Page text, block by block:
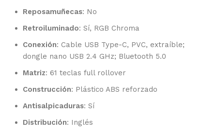
Reposamuñecas: No
Retroiluminado: Sí, RGB Chroma
Conexión: Cable USB Type-C, PVC, extraíble;
dongle nano USB 2.4 GHz; Bluetooth 5.0
Matriz: 61 teclas full rollover
Construcción: Plástico ABS reforzado
Antisalpicaduras: Sí
Distribución: Inglés